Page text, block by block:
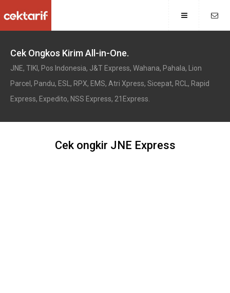
Cek Ongkos Kirim All-in-One.
JNE, TIKI, Pos Indonesia, J&T Express, Wahana, Pahala, Lion
Parcel, Pandu, ESL, RPX, EMS, Atri Xpress, Sicepat, RCL, Rapid
Express, Expedito, NSS Express, 21Express.
Cek ongkir JNE Express